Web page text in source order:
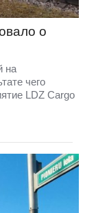
о
на
чего
LDZ Cargо